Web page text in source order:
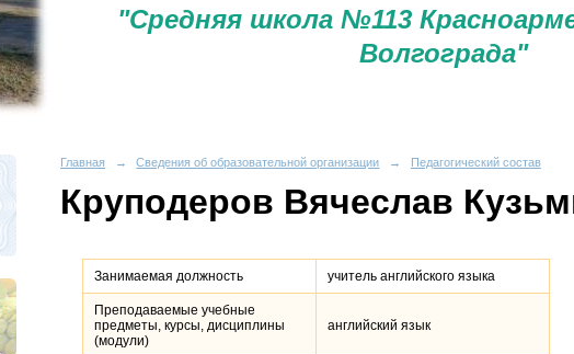
"Средняя школа №113
Волгограда"
Главная → Сведения об образовательной организации → Педагогический состав
Круподеров Вячеслав
Занимаемая должность учитель английского языка
Преподаваемые учебные
предметы, курсы, дисциплины
(модули)
английский язык